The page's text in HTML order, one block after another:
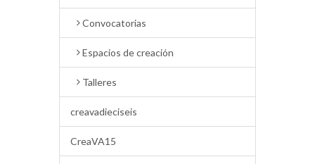
Convocatorias
Espacios de creación
Talleres
creavadieciseis
CreaVA15